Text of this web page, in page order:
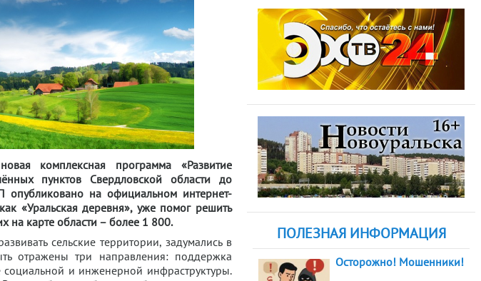
комплексная программа «Развитие
пунктов Свердловской области до
на официальном интернет-
«Уральская деревня», уже помог решить
на карте области – более 1 800.
сельские территории, задумались в
отражены три направления: поддержка
и инженерной инфраструктуры.
ПОЛЕЗНАЯ ИНФОРМАЦИЯ
Осторожно! Мошенники!